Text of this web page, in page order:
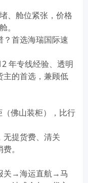
、舱位紧张，价格
。
首选海瑞国际速
年专线经验、透明
主的首选，兼顾低
（佛山装柜），比行
无提货费、清关
。
关→海运直航→马